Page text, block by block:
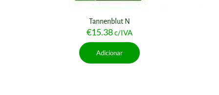
Tannenblut N
€15.38c/IVA
Adicionar